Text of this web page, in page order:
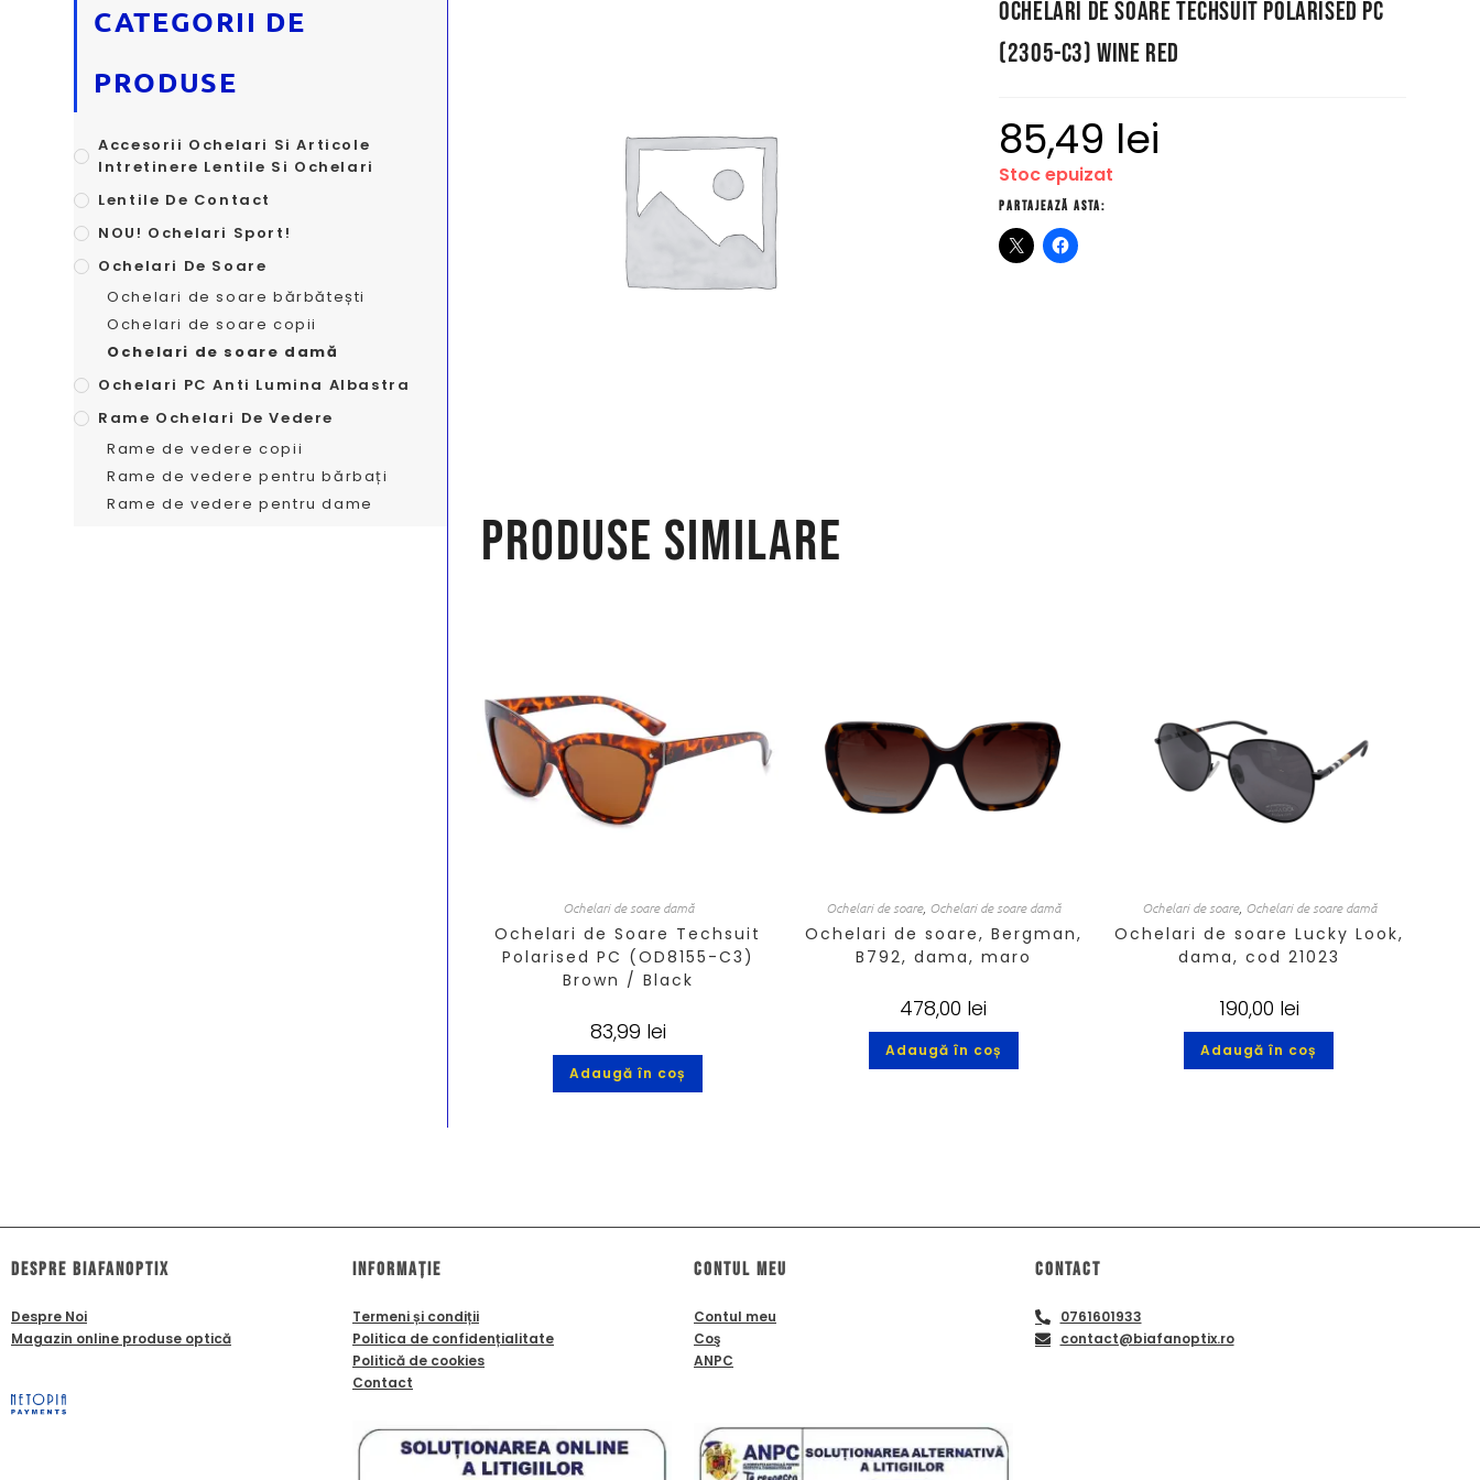
Ochelari de Soare Techsuit Polarised PC
(2305-C3) Wine Red
85,49 lei
Stoc epuizat
Partajează asta:
Produse similare
Ochelari de soare damă
Ochelari de Soare Techsuit
Polarised PC (OD8155-C3)
Brown / Black
83,99 lei
Adaugă în coș
Ochelari de soare, Ochelari de soare damă
Ochelari de soare, Bergman,
B792, dama, maro
478,00 lei
Adaugă în coș
Ochelari de soare, Ochelari de soare damă
Ochelari de soare Lucky Look,
dama, cod 21023
190,00 lei
Adaugă în coș
CATEGORII DE
PRODUSE
Accesorii Ochelari Si Articole
Intretinere Lentile Si Ochelari
Lentile De Contact
NOU! Ochelari Sport!
Ochelari De Soare
Ochelari de soare bărbătești
Ochelari de soare copii
Ochelari de soare damă
Ochelari PC Anti Lumina Albastra
Rame Ochelari De Vedere
Rame de vedere copii
Rame de vedere pentru bărbați
Rame de vedere pentru dame
dESPRE biafanoptix
Despre Noi
Magazin online produse optică
Informație
Termeni și condiții
Politica de confidențialitate
Politică de cookies
Contact
Contul meu
Contul meu
Coş
ANPC
Contact
0761601933
contact@biafanoptix.ro